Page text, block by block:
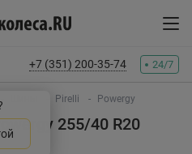
+7 (351) 200-35-74 24/7
Pirelli Powergy
255/40 R20